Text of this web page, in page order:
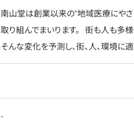
南山堂は創業以来の”地域医療にやさ
取り組んでまいります。 街も人も多
そんな変化を予測し、街、人、環境に
-